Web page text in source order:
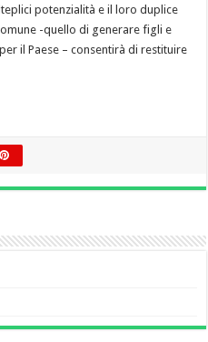
potenzialità e il loro duplice
-quello di generare figli e
il Paese – consentirà di restituire